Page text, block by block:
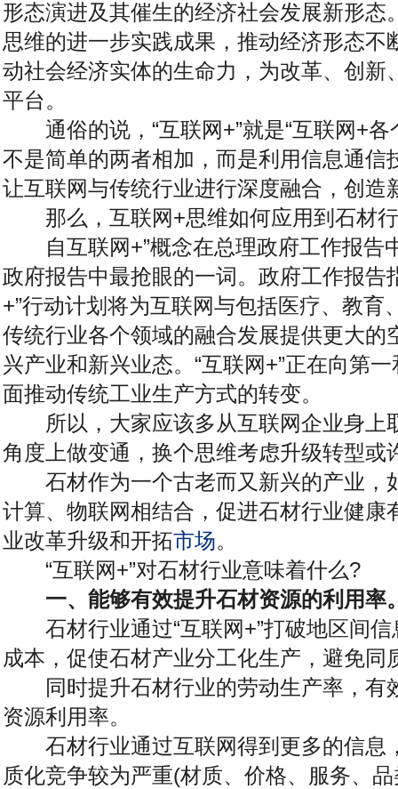
形态演进及其催生的经济社会发展新形态
思维的进一步实践成果，推动经济形态不
动社会经济实体的生命力，为改革、创新
平台。
通俗的说，“互联网+”就是“互联网+各
不是简单的两者相加，而是利用信息通信
让互联网与传统行业进行深度融合，创造
那么，互联网+思维如何应用到石材
自互联网+”概念在总理政府工作报告
政府报告中最抢眼的一词。政府工作报告
+”行动计划将为互联网与包括医疗、教育
传统行业各个领域的融合发展提供更大的
兴产业和新兴业态。“互联网+”正在向第
面推动传统工业生产方式的转变。
所以，大家应该多从互联网企业身上
角度上做变通，换个思维考虑升级转型或
石材作为一个古老而又新兴的产业，
计算、物联网相结合，促进石材行业健康
业改革升级和开拓市场。
“互联网+”对石材行业意味着什么?
一、能够有效提升石材资源的利用率
石材行业通过“互联网+”打破地区间信
成本，促使石材产业分工化生产，避免同
同时提升石材行业的劳动生产率，有
资源利用率。
石材行业通过互联网得到更多的信息
质化竞争较为严重(材质、价格、服务、